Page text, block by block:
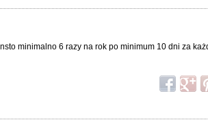
minimalno 6 razy na rok po minimum 10 dni za